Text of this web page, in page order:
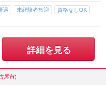
遇 未経験者歓迎
資格なしOK
詳細を見る
屋市)